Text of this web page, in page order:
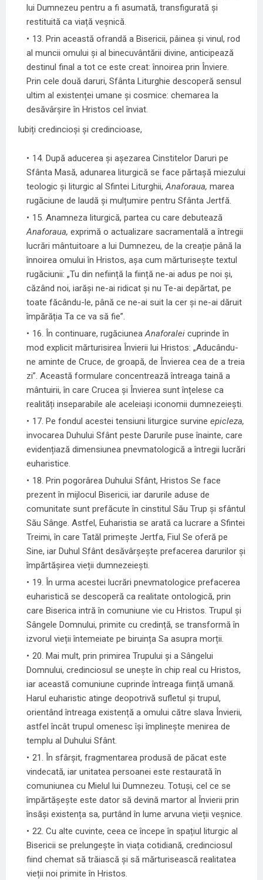
lui Dumnezeu pentru a fi asumată, transfigurată și
restituită ca viață veșnică.
13. Prin această ofrandă a Bisericii, pâinea și vinul, rod
al muncii omului și al binecuvântării divine, anticipează
destinul final a tot ce este creat: înnoirea prin Înviere.
Prin cele două daruri, Sfânta Liturghie descoperă sensul
ultim al existenței umane și cosmice: chemarea la
desăvârșire în Hristos cel înviat.
Iubiți credincioși și credincioase,
14. După aducerea și așezarea Cinstitelor Daruri pe
Sfânta Masă, adunarea liturgică se face părtașă miezului
teologic și liturgic al Sfintei Liturghii,Anaforaua, marea
rugăciune de laudă și mulțumire pentru Sfânta Jertfă.
15. Anamneza liturgică, partea cu care debutează
Anaforaua, exprimă o actualizare sacramentală a întregii
lucrări mântuitoare a lui Dumnezeu, de la creație până la
înnoirea omului în Hristos, așa cum mărturisește textul
rugăciunii: „Tu din neființă la ființă ne-ai adus pe noi și,
căzând noi, iarăși ne-ai ridicat și nu Te-ai depărtat, pe
toate făcându-le, până ce ne-ai suit la cer și ne-ai dăruit
împărăția Ta ce va să fie”.
16. În continuare, rugăciuneaAnaforalei cuprinde în
mod explicit mărturisirea Învierii lui Hristos: „Aducându-
ne aminte de Cruce, de groapă, de Învierea cea de a treia
zi”. Această formulare concentrează întreaga taină a
mântuirii, în care Crucea și Învierea sunt înțelese ca
realități inseparabile ale aceleiași iconomii dumnezeiești.
17. Pe fondul acestei tensiuni liturgice survine epicleza,
invocarea Duhului Sfânt peste Darurile puse înainte, care
evidențiază dimensiunea pnevmatologică a întregii lucrări
euharistice.
18. Prin pogorârea Duhului Sfânt, Hristos Se face
prezent în mijlocul Bisericii, iar darurile aduse de
comunitate sunt prefăcute în cinstitul Său Trup și sfântul
Său Sânge. Astfel, Euharistia se arată ca lucrare a Sfintei
Treimi, în care Tatăl primește Jertfa, Fiul Se oferă pe
Sine, iar Duhul Sfânt desăvârșește prefacerea darurilor și
împărtășirea vieții dumnezeiești.
19. În urma acestei lucrări pnevmatologice prefacerea
euharistică se descoperă ca realitate ontologică, prin
care Biserica intră în comuniune vie cu Hristos. Trupul și
Sângele Domnului, primite cu credință, se transformă în
izvorul vieții întemeiate pe biruința Sa asupra morții.
20. Mai mult, prin primirea Trupului și a Sângelui
Domnului, credinciosul se unește în chip real cu Hristos,
iar această comuniune cuprinde întreaga ființă umană.
Harul euharistic atinge deopotrivă sufletul și trupul,
orientând întreaga existență a omului către slava Învierii,
astfel încât trupul omenesc își împlinește menirea de
templu al Duhului Sfânt.
21. În sfârșit, fragmentarea produsă de păcat este
vindecată, iar unitatea persoanei este restaurată în
comuniunea cu Mielul lui Dumnezeu. Totuși, cel ce se
împărtășește este dator să devină martor al Învierii prin
însăși existența sa, purtând în lume arvuna vieții veșnice.
22. Cu alte cuvinte, ceea ce începe în spațiul liturgic al
Bisericii se prelungește în viața cotidiană, credinciosul
fiind chemat să trăiască și să mărturisească realitatea
vieții noi primite în Hristos.